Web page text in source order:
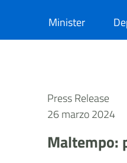
Minister
Press Release
26 marzo 2024
Maltempo: